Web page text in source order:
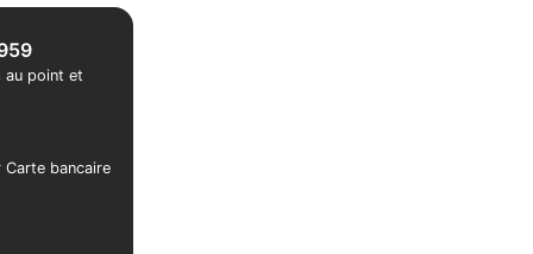
au point et
Carte bancaire